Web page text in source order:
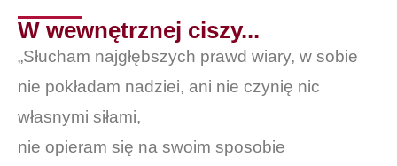
W wewnętrznej ciszy...
„Słucham najgłębszych prawd wiary, w sobie
nie pokładam nadziei, ani nie czynię nic
własnymi siłami,
nie opieram się na swoim sposobie